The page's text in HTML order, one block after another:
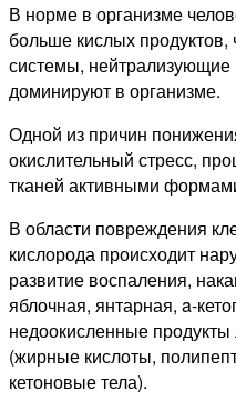
В норме в организме
больше кислых
системы, нейтрализующие
доминируют в организме.
Одной из причин
окислительный стресс,
тканей активными
В области повреждения
кислорода происходит
развитие воспаления,
яблочная, янтарная, a-
недоокисленные
(жирные кислоты,
кетоновые тела).